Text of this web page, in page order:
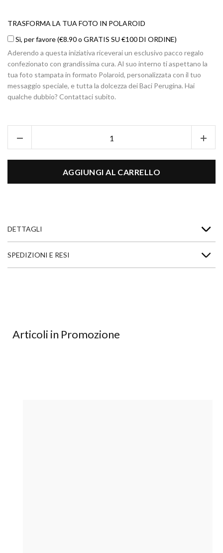
TRASFORMA LA TUA FOTO IN POLAROID
LA
FOTO
IN
POLAROID
Sì, per favore (€8.90 o GRATIS SU €100 DI ORDINE)
Aderendo a questa iniziativa riceverai un esclusivo pacco regalo
confezionato con grandissima cura. Al suo interno ti aspettano la
tua foto stampata in formato Polaroid, personalizzata con il tuo
messaggio speciale, e tutta la dolcezza dei Baci Perugina. Hai
qualche dubbio? Contattaci subito.
AGGIUNGI AL CARRELLO
DETTAGLI
SPEDIZIONI E RESI
Articoli in Promozione